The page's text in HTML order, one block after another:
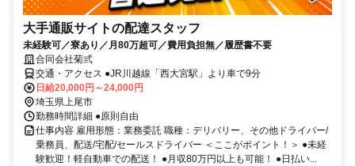
大手通販サイトの配達スタッフ
未経験可／寮あり／月80万超可／費用負担無／履歴書不要
合同会社菊弎
交通・アクセス ●JR川越線「西大宮駅」より車で9分
日給20,000円～24,000円
埼玉県上尾市
勤務時間詳細 ●原則自由
仕事内容 雇用形態：業務委託 職種：デリバリー、その他ドライバー/
乗務員、配送/宅配/セールスドライバー ＜ここがポイント！＞ ●未経
験歓迎！軽自動車での配送！ ●月収80万円以上も可能！ ●日払い...